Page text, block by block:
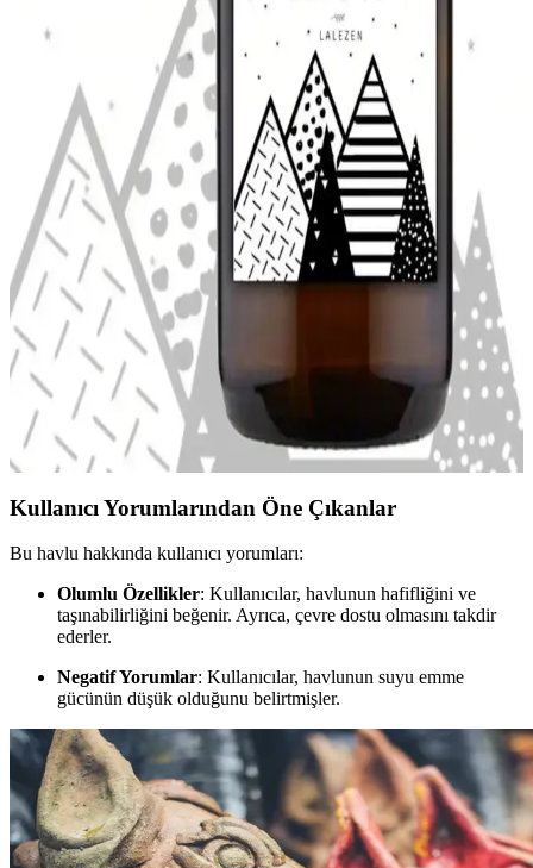
ve Şık İçecek Taşıma Çözümü
Eco Şişe portakal rengi, 500 ml kapasitesiyle sağlıklı içecekleri
güvenle taşımanızı sağlar. Hafif, şık ve pratik tasarımıyla hareket
halinde kullanım için idealdir.
RU RUIADA %100 Pamuk Saç Kurutma Bonesi
Şık ve Pratik Kullanım İçin Tasarlandı
RU RUIADA'nın %100 pamuk saç kurutma bonesi, yumuşak ve
emici yapısıyla saçlarınızı nazikçe kurutur, estetik tasarımıyla banyo
sonrası şıklık sağlar, pratik kullanım sunar.
LALEZEN Bebek Şampuanı 500 ml Amber Cam
Şişe ile Hassas Cilt Bakımı
LALEZEN Bebek Şampuanı, amber cam şişede 500 ml hacmiyle
bebeklerin hassas cildi için doğal ve çevre dostu bakım sunar.
Pompalı kapakla pratik kullanım sağlar, etiketli tasarım güven verir.
Kullanıcı Yorumlarından Öne Çıkanlar
Bu havlu hakkında kullanıcı yorumları:
Olumlu Özellikler: Kullanıcılar, havlunun hafifliğini ve
taşınabilirliğini beğenir. Ayrıca, çevre dostu olmasını takdir
ederler.
Negatif Yorumlar: Kullanıcılar, havlunun suyu emme
gücünün düşük olduğunu belirtmişler.